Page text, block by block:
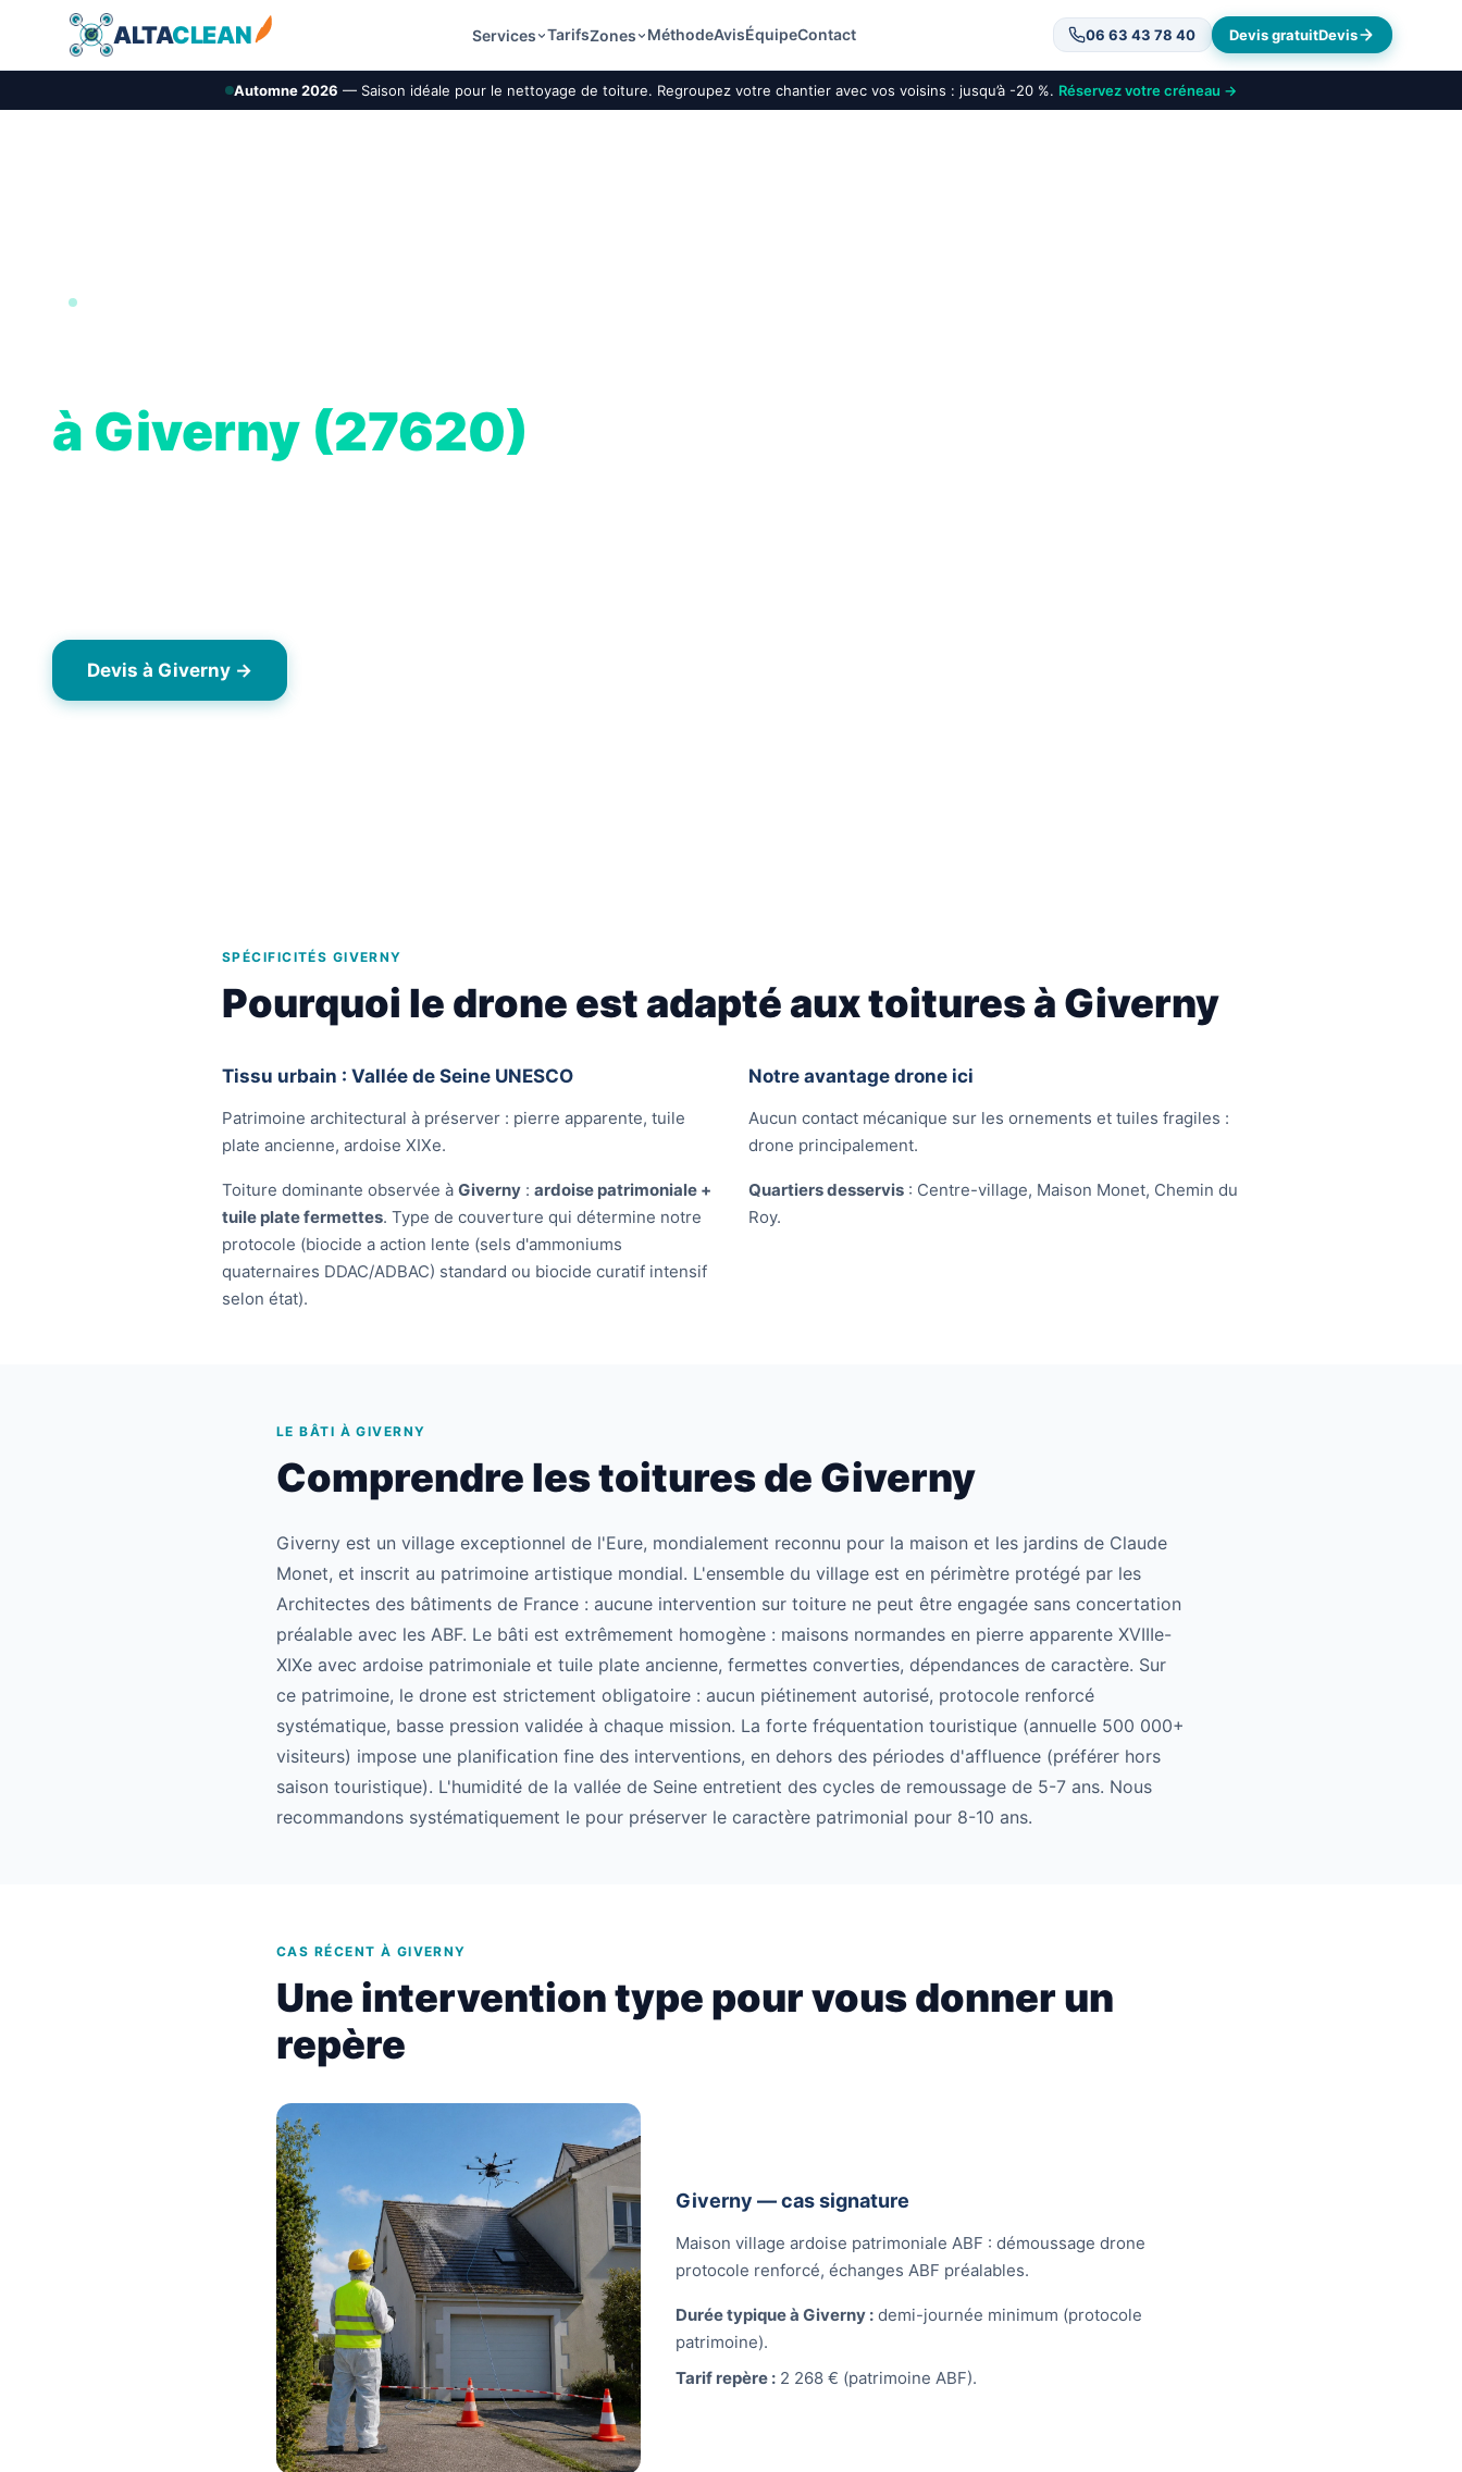
ALTACLEAN Services TarifsZones MéthodeAvisÉquipeContact 06 63 43 78 40 Devis gratuitDevis
Automne 2026 — Saison idéale pour le nettoyage de toiture. Regroupez votre chantier avec vos voisins : jusqu’à -20 %. Réservez votre créneau →
à Giverny (27620)
Devis à Giverny →
SPÉCIFICITÉS GIVERNY
Pourquoi le drone est adapté aux toitures à Giverny
Tissu urbain : Vallée de Seine UNESCO
Patrimoine architectural à préserver : pierre apparente, tuile
plate ancienne, ardoise XIXe.
Toiture dominante observée à Giverny : ardoise patrimoniale +
tuile plate fermettes. Type de couverture qui détermine notre
protocole (biocide a action lente (sels d'ammoniums
quaternaires DDAC/ADBAC) standard ou biocide curatif intensif
selon état).
Notre avantage drone ici
Aucun contact mécanique sur les ornements et tuiles fragiles :
drone principalement.
Quartiers desservis : Centre-village, Maison Monet, Chemin du
Roy.
LE BÂTI À GIVERNY
Comprendre les toitures de Giverny
Giverny est un village exceptionnel de l'Eure, mondialement reconnu pour la maison et les jardins de Claude
Monet, et inscrit au patrimoine artistique mondial. L'ensemble du village est en périmètre protégé par les
Architectes des bâtiments de France : aucune intervention sur toiture ne peut être engagée sans concertation
préalable avec les ABF. Le bâti est extrêmement homogène : maisons normandes en pierre apparente XVIIIe-
XIXe avec ardoise patrimoniale et tuile plate ancienne, fermettes converties, dépendances de caractère. Sur
ce patrimoine, le drone est strictement obligatoire : aucun piétinement autorisé, protocole renforcé
systématique, basse pression validée à chaque mission. La forte fréquentation touristique (annuelle 500 000+
visiteurs) impose une planification fine des interventions, en dehors des périodes d'affluence (préférer hors
saison touristique). L'humidité de la vallée de Seine entretient des cycles de remoussage de 5-7 ans. Nous
recommandons systématiquement le pour préserver le caractère patrimonial pour 8-10 ans.
CAS RÉCENT À GIVERNY
Une intervention type pour vous donner un
repère
Giverny — cas signature
Maison village ardoise patrimoniale ABF : démoussage drone
protocole renforcé, échanges ABF préalables.
Durée typique à Giverny : demi-journée minimum (protocole
patrimoine).
Tarif repère : 2 268 € (patrimoine ABF).